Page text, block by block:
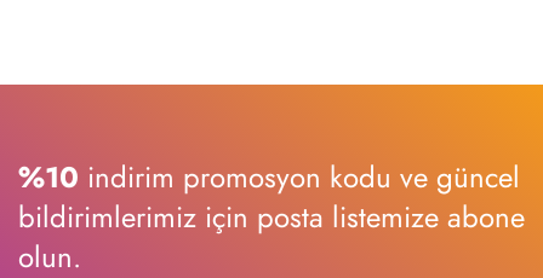
%10 indirim promosyon kodu ve güncel
bildirimlerimiz için posta listemize abone
olun.